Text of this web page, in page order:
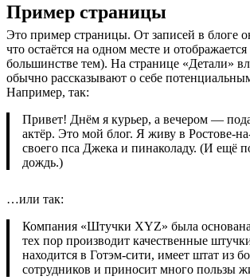
Пример страницы
Это пример страницы. От записей в блоге
что остаётся на одном месте и
большинстве тем). На странице «Детали»
обычно рассказывают о себе
Например, так:
Привет! Днём я курьер, а вечером —
актёр. Это мой блог. Я живу в Ростове-
своего пса Джека и пинаколаду. (И ещё
дождь.)
…или так:
Компания «Штучки XYZ» была
тех пор производит качественные
находится в Готэм-сити, имеет штат из
сотрудников и приносит много пользы